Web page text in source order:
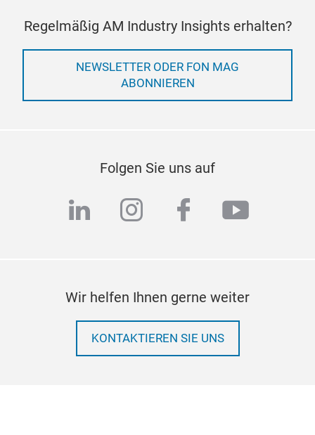
Regelmäßig AM Industry Insights erhalten?
NEWSLETTER ODER FON MAG
ABONNIEREN
Folgen Sie uns auf
linkedininstagram
facebook
Wir helfen Ihnen gerne weiter
KONTAKTIEREN SIE UNS